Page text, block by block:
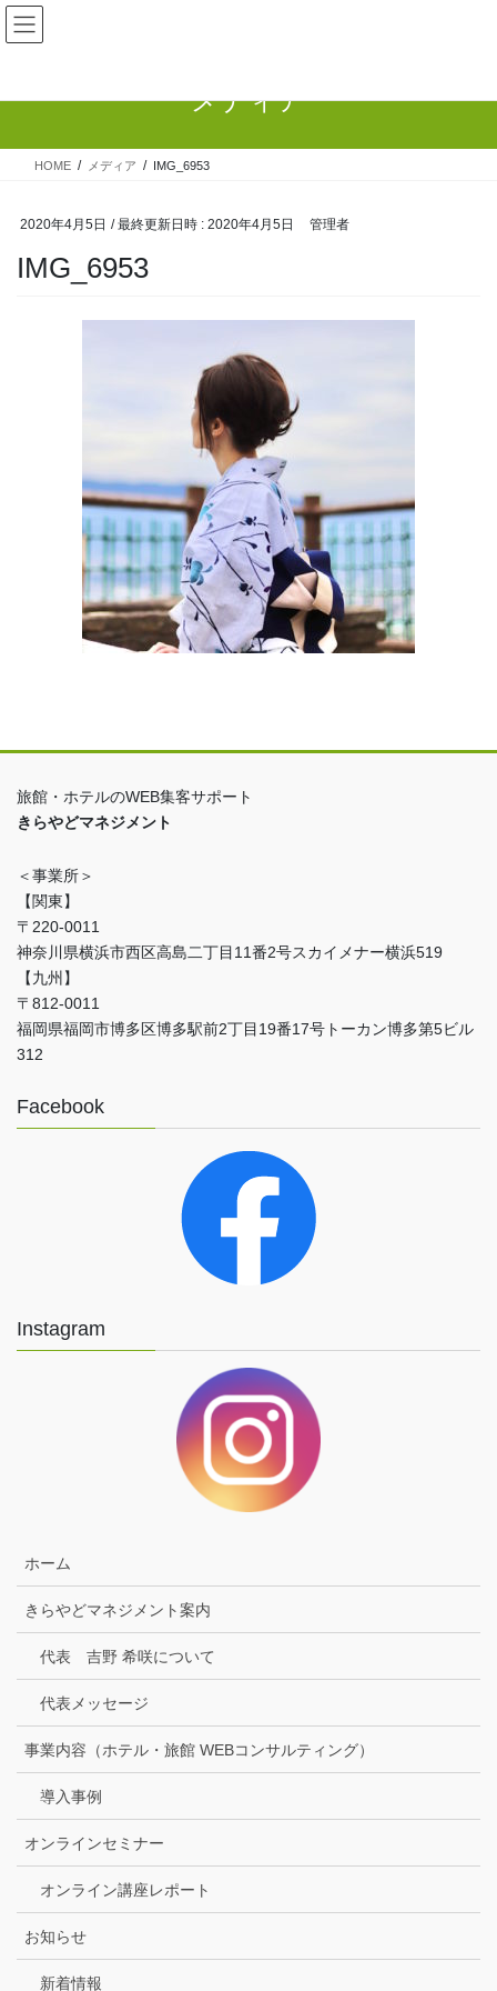
コ
ン
ツ
ス
ナ
ビ
シ
ン
メディア
HOME メディア IMG_6953
2020年4月5日 / 最終更新日時 : 2020年4月5日 管理者
IMG_6953
旅館・ホテルのWEB集客サポート
きらやどマネジメント
＜事業所＞
【関東】
〒220-0011
神奈川県横浜市西区高島二丁目11番2号スカイメナー横浜519
【九州】
〒812-0011
福岡県福岡市博多区博多駅前2丁目19番17号トーカン博多第5ビル
312
Facebook
Instagram
ホーム
きらやどマネジメント案内
代表 吉野 希咲について
代表メッセージ
事業内容（ホテル・旅館 WEBコンサルティング）
導入事例
オンラインセミナー
オンライン講座レポート
お知らせ
新着情報